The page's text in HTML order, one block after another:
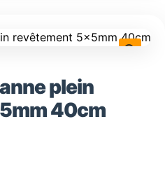
plein
40cm